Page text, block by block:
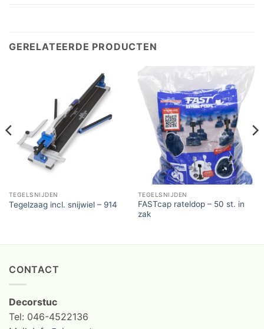
GERELATEERDE PRODUCTEN
TEGELSNIJDEN
Tegelzaag incl. snijwiel – 914
TEGELSNIJDEN
FASTcap rateldop – 50 st. in
zak
CONTACT
Decorstuc
Tel: 046-4522136